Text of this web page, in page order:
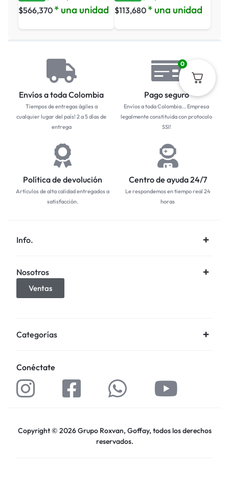
$566,370 * una unidad
$113,680 * una unidad
Envíos a toda Colombia
Tiempos de entregas ágiles a
cualquier lugar del país! 2 a 5 días de
entrega
Pago seguro
Envíos a toda Colombia... Empresa
legalmente constituida con protocolo
SSl!
Política de devolución
Artículos de alta calidad entregados a
satisfacción.
Centro de ayuda 24/7
Le respondemos en tiempo real 24
horas
Info.
Nosotros
Ventas
Categorías
Conéctate
Copyright © 2026 Grupo Roxvan, Goffay, todos los derechos
reservados.
0